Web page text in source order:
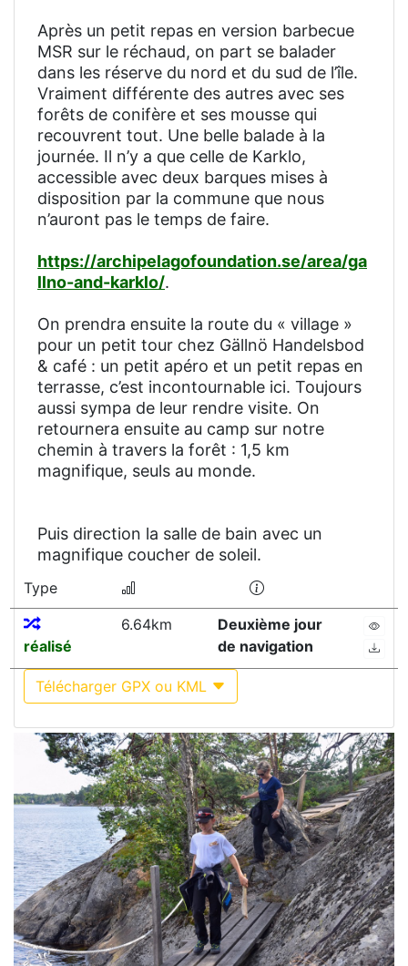
Après un petit repas en version barbecue
MSR sur le réchaud, on part se balader
dans les réserve du nord et du sud de l’île.
Vraiment différente des autres avec ses
forêts de conifère et ses mousse qui
recouvrent tout. Une belle balade à la
journée. Il n’y a que celle de Karklo,
accessible avec deux barques mises à
disposition par la commune que nous
n’auront pas le temps de faire.
https://archipelagofoundation.se/area/ga
llno-and-karklo/.
On prendra ensuite la route du « village »
pour un petit tour chez Gällnö Handelsbod
& café : un petit apéro et un petit repas en
terrasse, c’est incontournable ici. Toujours
aussi sympa de leur rendre visite. On
retournera ensuite au camp sur notre
chemin à travers la forêt : 1,5 km
magnifique, seuls au monde.
Puis direction la salle de bain avec un
magnifique coucher de soleil.
Type
réalisé
6.64km
Deuxième jour
de navigation
Télécharger GPX ou KML